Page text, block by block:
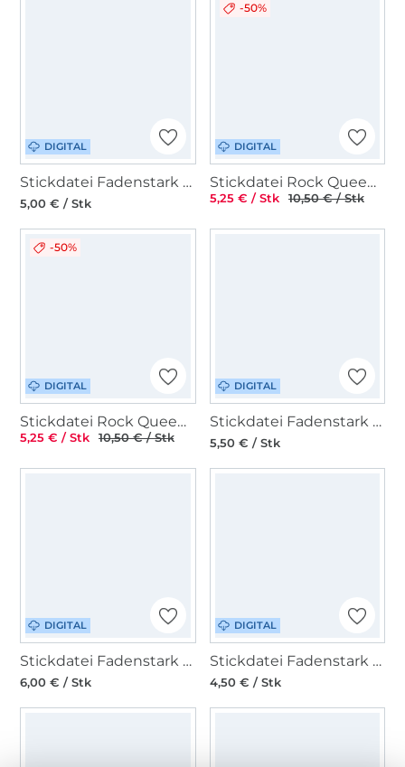
DIGITAL
Stickdatei Fadenstark Fisch Boho
5,00 € / Stk
DIGITAL
-50%
Stickdatei Rock Queen Toilettenpapier 02
5,25 € / Stk 10,50 € / Stk
DIGITAL
-50%
Stickdatei Rock Queen Toilettenpapier 01
5,25 € / Stk 10,50 € / Stk
DIGITAL
Stickdatei Fadenstark Zeltplatz
5,50 € / Stk
DIGITAL
Stickdatei Fadenstark Berge mit Kreuz
6,00 € / Stk
DIGITAL
Stickdatei Fadenstark Mugrug Grill
4,50 € / Stk